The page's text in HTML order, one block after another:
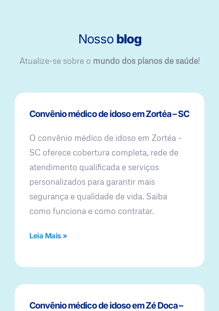
Nosso blog
Atualize-se sobre o mundo dos planos de saúde!
Convênio médico de idoso em Zortéa – SC
O convênio médico de idoso em Zortéa –
SC oferece cobertura completa, rede de
atendimento qualificada e serviços
personalizados para garantir mais
segurança e qualidade de vida. Saiba
como funciona e como contratar.
Leia Mais »
Convênio médico de idoso em Zé Doca –